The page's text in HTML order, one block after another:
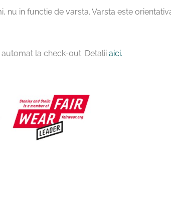
in functie de varsta. Varsta este
la check-out. Detalii aici.